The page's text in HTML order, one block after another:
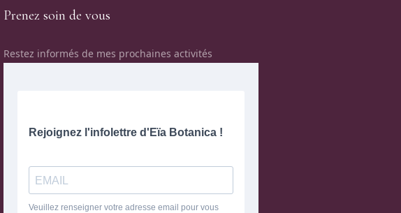
Prenez soin de vous
Restez informés de mes prochaines activités